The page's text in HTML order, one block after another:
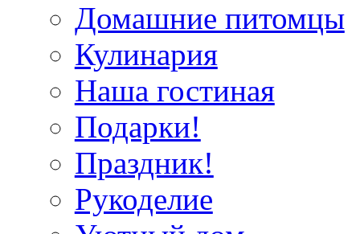
Домашние питомцы
Кулинария
Наша гостиная
Подарки!
Праздник!
Рукоделие